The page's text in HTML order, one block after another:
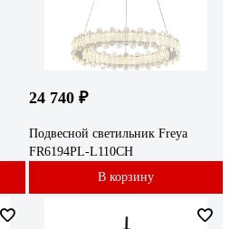
24 740 ₽
Подвесной светильник Freya
FR6194PL-L110CH
В корзину